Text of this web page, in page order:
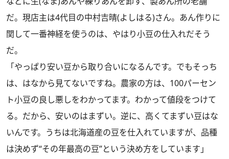
だ。現店主は4代目の中村吉晴(よしはる)さん。あん作りに
関して一番神経を使うのは、やはり小豆の仕入れだそう
だ。
「やっぱり安い豆から取り合いになるんです。でもそっち
は、はなから見てないですね。農家の方は、100パーセン
ト小豆の良し悪しをわかってます。わかって値段をつけて
る。だから、安いのはまずい。逆に、高くてまずい豆はな
いんです。うちは北海道産の豆を仕入れていますが、品種
は決めず“その年最高の豆”という決め方をしています」